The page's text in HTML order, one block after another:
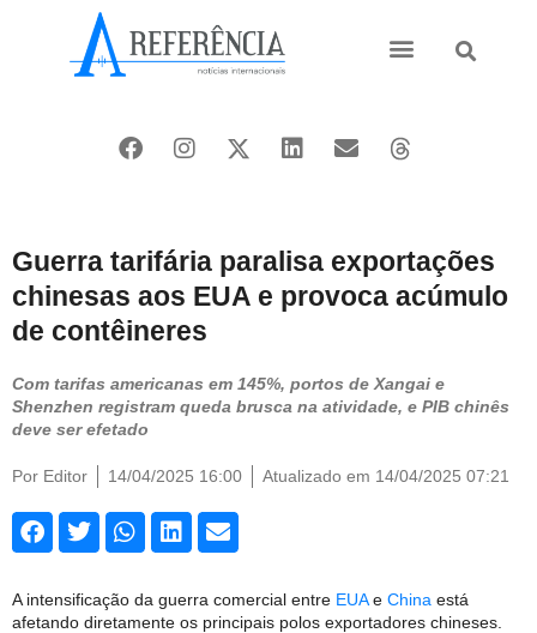
Guerra tarifária paralisa exportações
chinesas aos EUA e provoca acúmulo
de contêineres
Com tarifas americanas em 145%, portos de Xangai e
Shenzhen registram queda brusca na atividade, e PIB chinês
deve ser efetado
Por Editor 14/04/2025 16:00 Atualizado em 14/04/2025 07:21
A intensificação da guerra comercial entre EUAe China está
afetando diretamente os principais polos exportadores chineses.